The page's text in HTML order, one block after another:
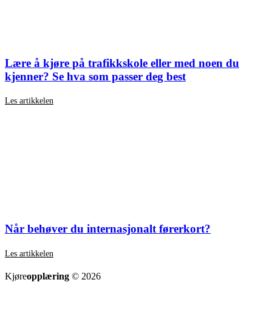
Lære å kjøre på trafikkskole eller med noen du
kjenner? Se hva som passer deg best
Les artikkelen
Når behøver du internasjonalt førerkort?
Les artikkelen
Kjøreopplæring © 2026